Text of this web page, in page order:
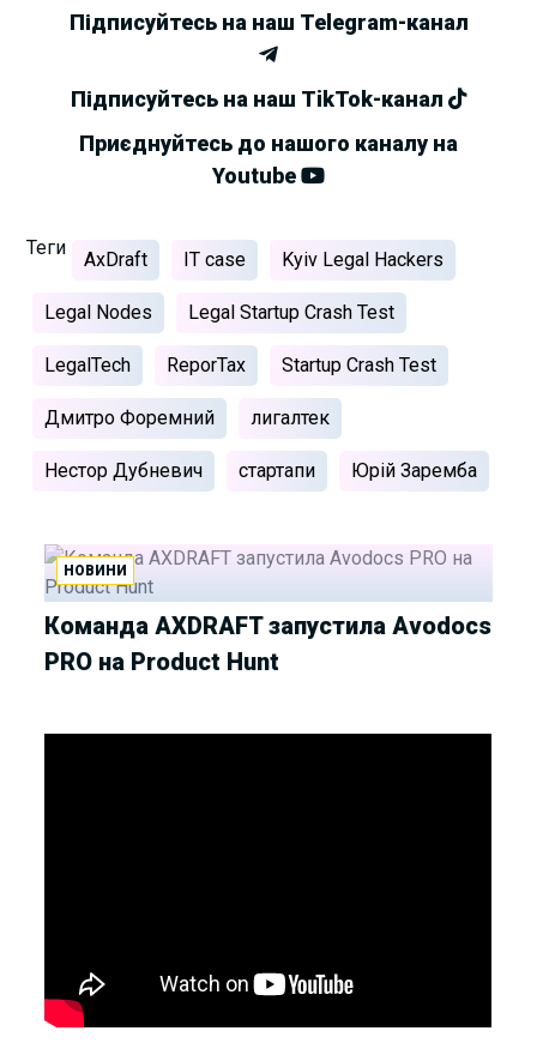
Підписуйтесь на наш Telegram-канал
Підписуйтесь на наш TikTok-канал
Приєднуйтесь до нашого каналу на
Youtube
Теги
AxDraft IT case Kyiv Legal Hackers
Legal Nodes Legal Startup Crash Test
LegalTech ReporTax Startup Crash Test
Дмитро Форемний лигалтек
Нестор Дубневич стартапи Юрій Заремба
НОВИНИ
Команда AXDRAFT запустила Avodocs
PRO на Product Hunt